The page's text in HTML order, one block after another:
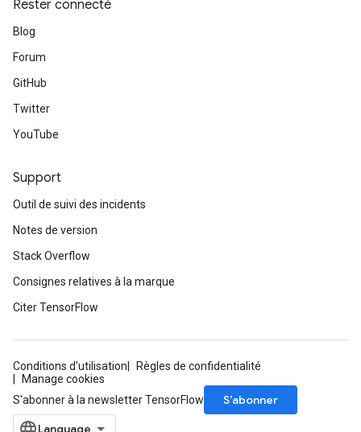
Rester connecté
Blog
Forum
GitHub
Twitter
YouTube
Support
Outil de suivi des incidents
Notes de version
Stack Overflow
Consignes relatives à la marque
Citer TensorFlow
Conditions d'utilisation
Règles de confidentialité
Manage cookies
S'abonner à la newsletter TensorFlow
S’abonner